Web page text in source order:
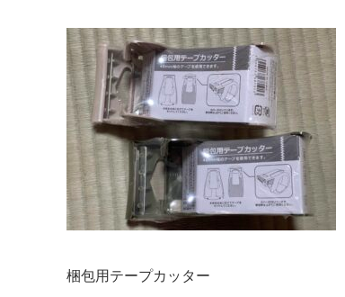
梱包用テープカッター